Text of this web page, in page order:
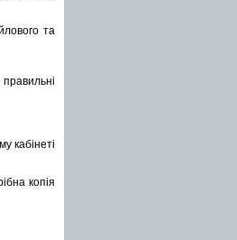
та
кабінеті
копія